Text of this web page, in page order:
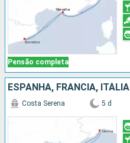
Pensão completa
ESPANHA, FRANCIA, ITÁLIA
Costa Serena 5 d